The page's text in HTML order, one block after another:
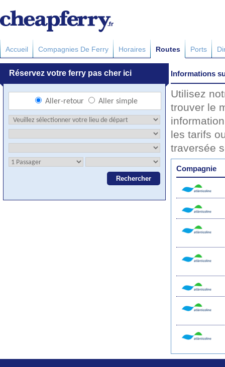
Accueil Compagnies De Ferry Horaires Routes Ports
Informations
Utilisez
trouver le
les tarifs
traversée
Compagnie